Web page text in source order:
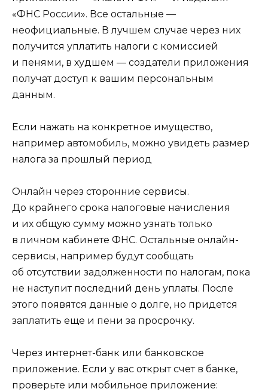
«ФНС России». Все остальные —
неофициальные. В лучшем случае через них
получится уплатить налоги с комиссией
и пенями, в худшем — создатели приложения
получат доступ к вашим персональным
данным.
Если нажать на конкретное имущество,
например автомобиль, можно увидеть размер
налога за прошлый период
Онлайн через сторонние сервисы.
До крайнего срока налоговые начисления
и их общую сумму можно узнать только
в личном кабинете ФНС. Остальные онлайн-
сервисы, например будут сообщать
об отсутствии задолженности по налогам, пока
не наступит последний день уплаты. После
этого появятся данные о долге, но придется
заплатить еще и пени за просрочку.
Через интернет-банк или банковское
приложение. Если у вас открыт счет в банке,
проверьте или мобильное приложение: